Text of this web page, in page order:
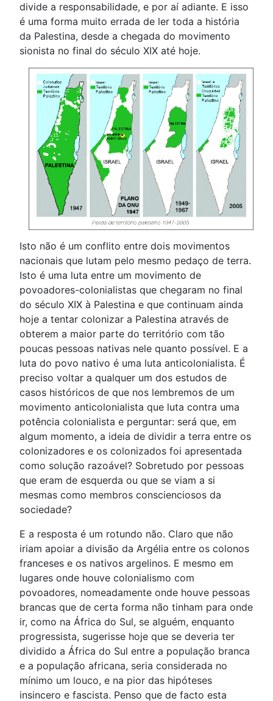
divide a responsabilidade, e por aí adiante. E isso
é uma forma muito errada de ler toda a história
da Palestina, desde a chegada do movimento
sionista no final do século XIX até hoje.
Isto não é um conflito entre dois movimentos
nacionais que lutam pelo mesmo pedaço de terra.
Isto é uma luta entre um movimento de
povoadores-colonialistas que chegaram no final
do século XIX à Palestina e que continuam ainda
hoje a tentar colonizar a Palestina através de
obterem a maior parte do território com tão
poucas pessoas nativas nele quanto possível. E a
luta do povo nativo é uma luta anticolonialista. É
preciso voltar a qualquer um dos estudos de
casos históricos de que nos lembremos de um
movimento anticolonialista que luta contra uma
potência colonialista e perguntar: será que, em
algum momento, a ideia de dividir a terra entre os
colonizadores e os colonizados foi apresentada
como solução razoável? Sobretudo por pessoas
que eram de esquerda ou que se viam a si
mesmas como membros conscienciosos da
sociedade?
E a resposta é um rotundo não. Claro que não
iriam apoiar a divisão da Argélia entre os colonos
franceses e os nativos argelinos. E mesmo em
lugares onde houve colonialismo com
povoadores, nomeadamente onde houve pessoas
brancas que de certa forma não tinham para onde
ir, como na África do Sul, se alguém, enquanto
progressista, sugerisse hoje que se deveria ter
dividido a África do Sul entre a população branca
e a população africana, seria considerada no
mínimo um louco, e na pior das hipóteses
insincero e fascista. Penso que de facto esta